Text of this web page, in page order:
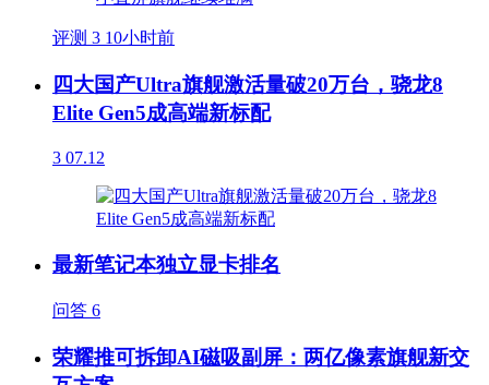
评测 3 10小时前
四大国产Ultra旗舰激活量破20万台，骁龙8
Elite Gen5成高端新标配
3 07.12
最新笔记本独立显卡排名
问答 6
荣耀推可拆卸AI磁吸副屏：两亿像素旗舰新交